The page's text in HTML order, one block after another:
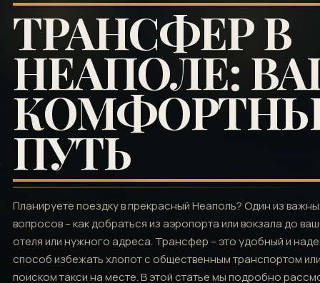
ТРАНСФЕР В
НЕАПОЛЕ:
ПУТЬ
Планируете поездку в прекрасный Неаполь? Один из
вопросов – как добраться из аэропорта или вокзала до
отеля или нужного адреса. Трансфер – это удобный и
способ избежать хлопот с общественным транспортом
поиском такси на месте. В этой статье мы подробно